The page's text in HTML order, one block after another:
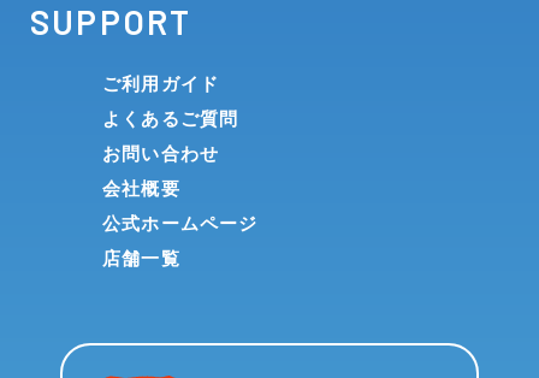
SUPPORT
ご利用ガイド
よくあるご質問
お問い合わせ
会社概要
公式ホームページ
店舗一覧